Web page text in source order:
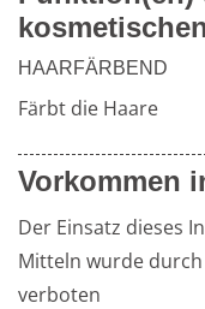
HAARFÄRBEND
Färbt die Haare
Vorkommen
Der Einsatz dieses
Mitteln wurde
verboten